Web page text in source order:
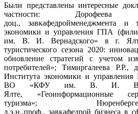
Были представлены интересные
частности:
доц., завкафедройменеджмента и
экономики и управления ГПА
им. В. И. Вернадского» в г.
туристического сезона 2020:
обновление стратегий с учетом
потребителей»; Тимиргалеева Р.Р.,
Института экономики и
ВО «КФУ им. В. И.
Ялте, «Геоинформационные
туризма»;
д.э.н.,проф., завкафедрой бизнеса